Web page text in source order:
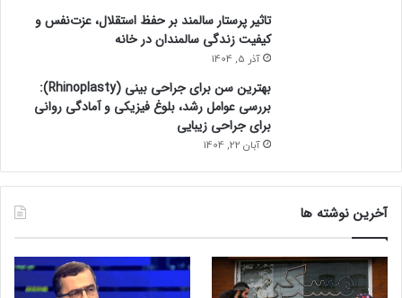
تاثیر پرستار سالمند بر حفظ استقلال، عزت‌نفس و
کیفیت زندگی سالمندان در خانه
آذر 5, 1404
بهترین سن برای جراحی بینی (Rhinoplasty):
بررسی عوامل رشد، بلوغ فیزیکی و آمادگی روانی
برای جراحی زیبایی
آبان 22, 1404
آخرین نوشته ها